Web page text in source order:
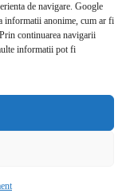
de navigare. Google
informatii anonime, cum ar fi
continuarea navigarii
informatii pot fi